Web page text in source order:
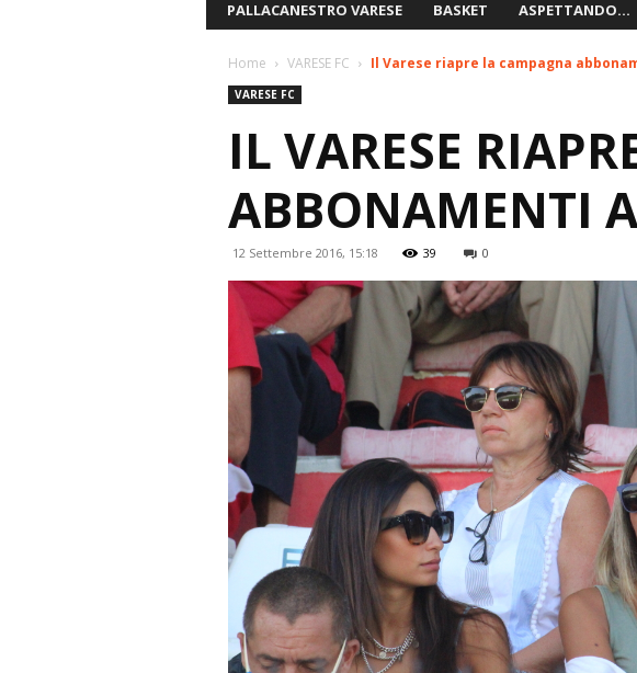
PALLACANESTRO VARESE
BASKET ASPETTANDO…
Home VARESE FC Il Varese riapre la campagna
VARESE FC
IL VARESE
ABBONAMENTI
12 Settembre 2016, 15:18 39 0